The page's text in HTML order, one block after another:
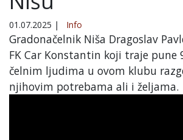
01.07.2025 | Info
Gradonačelnik Niša Dragoslav
FK Car Konstantin koji traje pune
čelnim ljudima u ovom klubu
njihovim potrebama ali i željama.